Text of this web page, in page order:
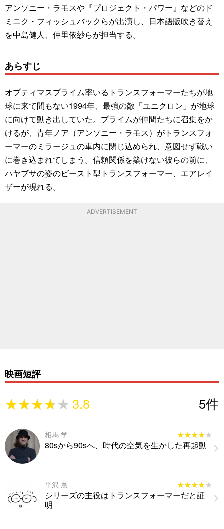
アンソニー・ラモスや『プロジェクト・パワー』などのド
ミニク・フィッシュバックらが出演し、日本語版吹き替え
を中島健人、仲里依紗らが担当する。
あらすじ
オプティマスプライム率いるトランスフォーマーたちが地
球に来て間もない1994年、最強の敵「ユニクロン」が地球
に向けて動き出していた。プライムが仲間たちに召集をか
けるが、青年ノア（アンソニー・ラモス）がトランスフォ
ーマーのミラージュの車内に閉じ込められ、意図せず戦い
に巻き込まれてしまう。信頼関係を築けない彼らの前に、
ハヤブサの姿のビースト型トランスフォーマー、エアレイ
ザーが現れる。
ADVERTISEMENT
映画短評
★★★★★
★★★★★ 3.8 5件
相馬 学 ★★★★★
★★★★★
80sから90sへ、時代の空気を生かした再起動
平沢 薫 ★★★★★
★★★★★
シリーズの主役はトランスフォーマーだと証
明